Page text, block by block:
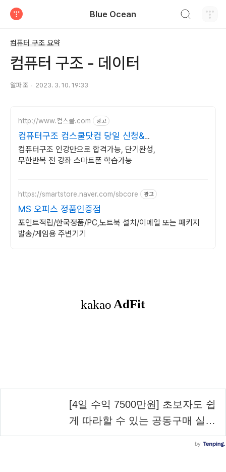
Blue Ocean
컴퓨터 구조 요약
컴퓨터 구조 - 데이터
알파 조 2023. 3. 10. 19:33
http://www.컴스쿨.com 광고
컴퓨터구조 컴스쿨닷컴 당일 신청&결
제시 기프티콘!
컴퓨터구조 인강만으로 합격가능, 단기완성,
무한반복 전 강좌 스마트폰 학습가능
https://smartstore.naver.com/sbcore 광고
MS 오피스 정품인증점
포인트적립/한국정품/PC,노트북 설치/이메일 또는 패키지
발송/게임용 주변기기